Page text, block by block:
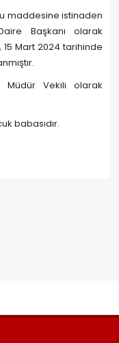
maddesine istinaden
Başkanı olarak
Mart 2024 tarihinde
MüdürVekili olarak
babasıdır.